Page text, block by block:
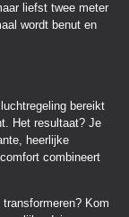
liefst twee meter
wordt benut en
bereikt
Het resultaat? Je
heerlijke
combineert
Kom